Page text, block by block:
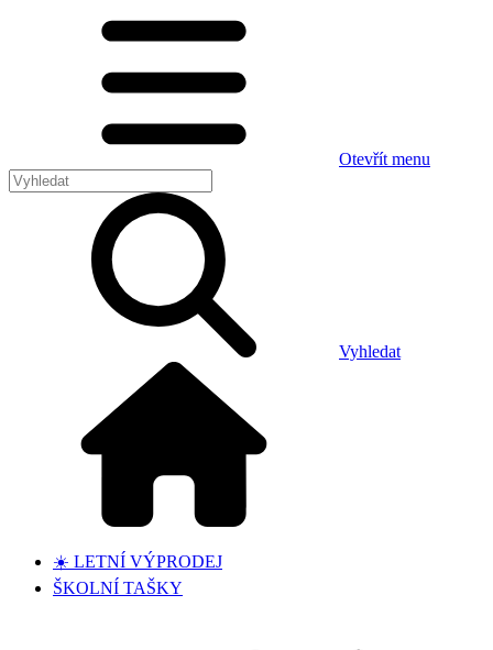
Otevřít menu
Vyhledat
☀️ LETNÍ VÝPRODEJ
ŠKOLNÍ TAŠKY